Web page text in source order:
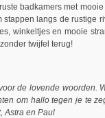
badkamers met
langs de
winkeltjes en mooie
twijfel terug!
de lovende woorden.
om hallo tegen je te
Astra en Paul